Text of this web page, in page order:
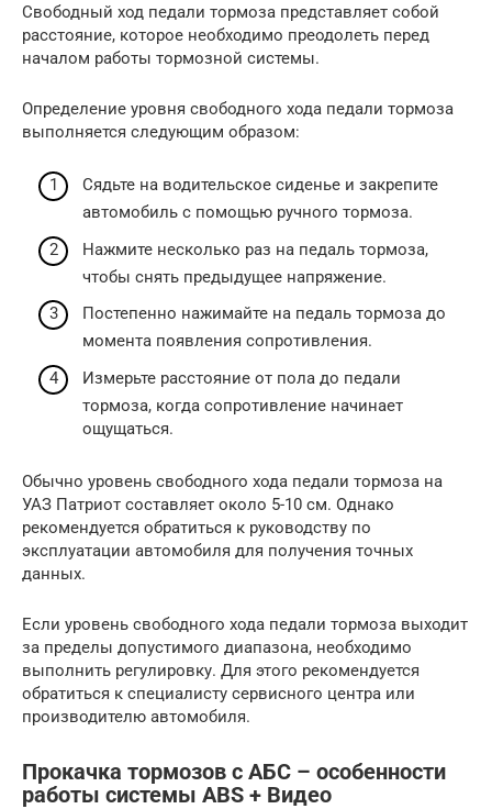
Свободный ход педали тормоза представляет собой
расстояние, которое необходимо преодолеть перед
началом работы тормозной системы.
Определение уровня свободного хода педали тормоза
выполняется следующим образом:
Сядьте на водительское сиденье и закрепите
автомобиль с помощью ручного тормоза.
Нажмите несколько раз на педаль тормоза,
чтобы снять предыдущее напряжение.
Постепенно нажимайте на педаль тормоза до
момента появления сопротивления.
Измерьте расстояние от пола до педали
тормоза, когда сопротивление начинает
ощущаться.
Обычно уровень свободного хода педали тормоза на
УАЗ Патриот составляет около 5-10 см. Однако
рекомендуется обратиться к руководству по
эксплуатации автомобиля для получения точных
данных.
Если уровень свободного хода педали тормоза выходит
за пределы допустимого диапазона, необходимо
выполнить регулировку. Для этого рекомендуется
обратиться к специалисту сервисного центра или
производителю автомобиля.
Прокачка тормозов с АБС – особенности
работы системы ABS + Видео